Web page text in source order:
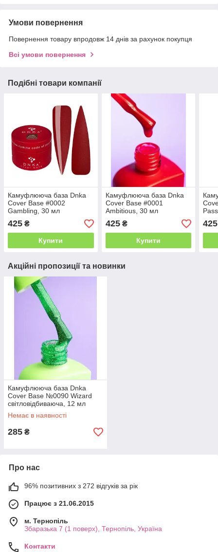
Умови повернення
Повернення товару впродовж 14 днів за рахунок покупця
Всі умови повернення
Подібні товари компанії
Камуфлююча база Dnka
Cover Base #0002
Gambling, 30 мл
425 ₴
Купити
Камуфлююча база Dnka
Cover Base #0001
Ambitious, 30 мл
425₴
Купити
425
Акційні пропозиції та новинки
Камуфлююча база Dnka
Cover Base №0090 Wizard
світловідбиваюча, 12 мл
Немає в наявності
285 ₴
Про нас
96% позитивних з 272 відгуків за рік
Працює з 21.06.2015
м. Тернопіль
Збаразька 7 (1 поверх), Тернопіль, Україна
Контакти